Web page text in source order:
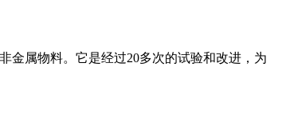
金属物料。它是经过20多次的试验和改进，为